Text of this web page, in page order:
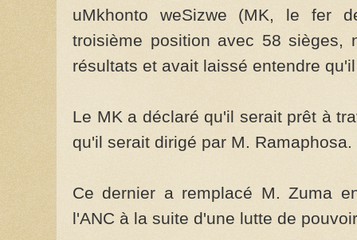
uMkhonto weSizwe (MK, le fer
troisième position avec 58 sièges,
résultats et avait laissé entendre
Le MK a déclaré qu'il serait prêt à
qu'il serait dirigé par M. Ramaphosa.
Ce dernier a remplacé M. Zuma
l'ANC à la suite d'une lutte de